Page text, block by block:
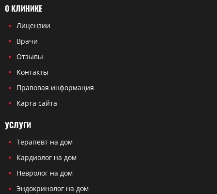
О КЛИНИКЕ
Лицензии
Врачи
Отзывы
Контакты
Правовая информация
Карта сайта
УСЛУГИ
Терапевт на дом
Кардиолог на дом
Невролог на дом
Эндокринолог на дом